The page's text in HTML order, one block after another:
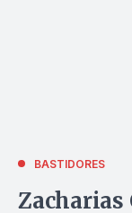
BASTIDORES